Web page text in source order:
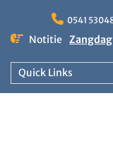
content
0541
Notitie
Quick Links